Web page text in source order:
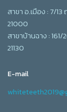
สาขา อ.เมือง : 7/
21000
สาขาบ้านฉาง :
21130
E-mail